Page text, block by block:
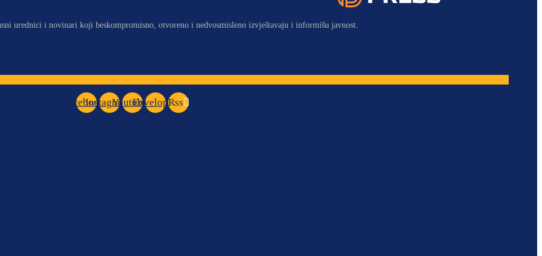
urednici i novinari koji beskompromisno, otvoreno i nedvosmisleno izvještavaju i informišu javnost.
Facebook
InstagramYoutubeEnvelopeRss